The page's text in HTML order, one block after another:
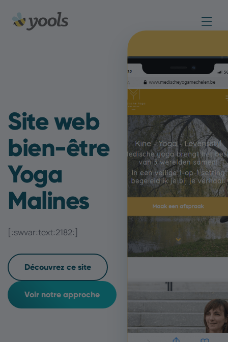
Site web
bien-être
Yoga
Malines
[:swvar:text:2182:]
Découvrez ce site
Voir notre approche